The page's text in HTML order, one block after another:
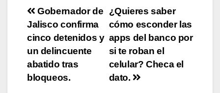
Navegación
de
entradas
¿Quieres saber
cómo esconder las
apps del banco por
si te roban el
celular? Checa el
dato.
Gobernador de
Jalisco confirma
cinco detenidos y
un delincuente
abatido tras
bloqueos.